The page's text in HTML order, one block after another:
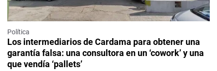
Política
Los intermediarios de Cardama para obtener una
garantía falsa: una consultora en un ‘cowork’ y una
que vendía ‘pallets’